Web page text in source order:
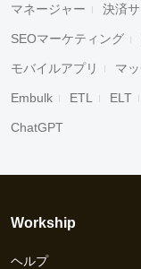
マネージャー 決済
SEOマーケティング
モバイルアプリ マ
Embulk ETL ELT
ChatGPT
Workship
ヘルプ